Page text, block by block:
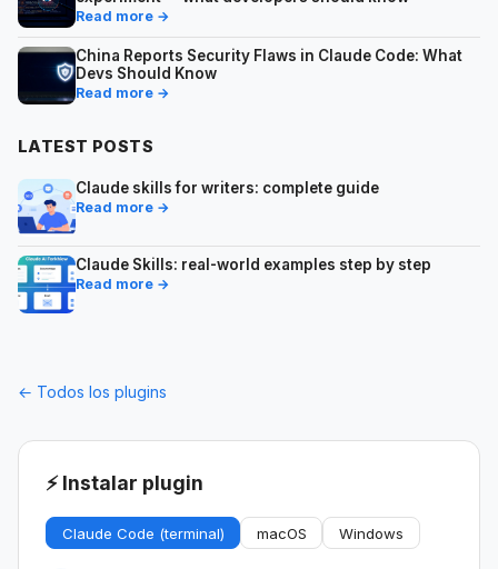
Read more →
China Reports Security Flaws in Claude Code: What
Devs Should Know
Read more →
LATEST POSTS
Claude skills for writers: complete guide
Read more →
Claude Skills: real-world examples step by step
Read more →
← Todos los plugins
⚡ Instalar plugin
Claude Code (terminal) macOS Windows